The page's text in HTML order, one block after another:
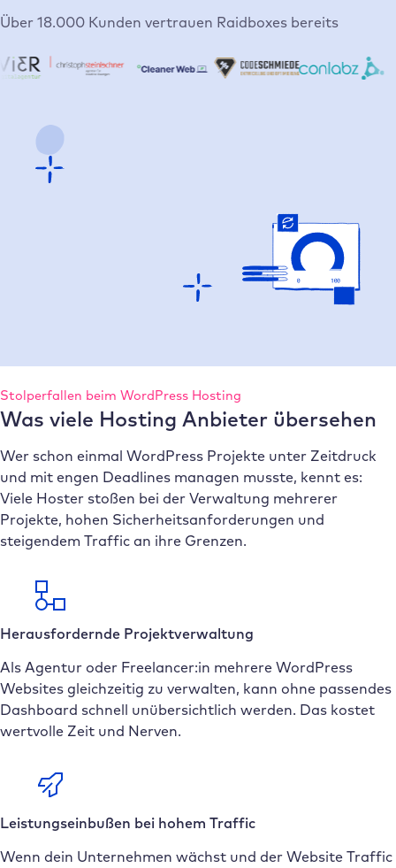
Über 18.000 Kunden vertrauen Raidboxes bereits
Stolperfallen beim WordPress Hosting
Was viele Hosting Anbieter übersehen
Wer schon einmal WordPress Projekte unter Zeitdruck
und mit engen Deadlines managen musste, kennt es:
Viele Hoster stoßen bei der Verwaltung mehrerer
Projekte, hohen Sicherheitsanforderungen und
steigendem Traffic an ihre Grenzen.
Herausfordernde Projektverwaltung
Als Agentur oder Freelancer:in mehrere WordPress
Websites gleichzeitig zu verwalten, kann ohne passendes
Dashboard schnell unübersichtlich werden. Das kostet
wertvolle Zeit und Nerven.
Leistungseinbußen bei hohem Traffic
Wenn dein Unternehmen wächst und der Website Traffic